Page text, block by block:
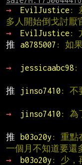
→
EvilJustice :
多人開始倒戈討厭
→
EvilJustice :
推
a8785007 : 如
→
jessicaabc98 :
推
jinso7410 : 不
→
jinso7410 : 為
推
b03o20y : 重點
一個月不知道要還
→
b03o20y : 少，